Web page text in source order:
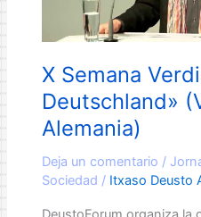
X Semana
Deutschland»
Alemania)
Deja un comentario /
Sociedad / Itxaso Deusto